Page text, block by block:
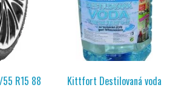
R15 88 Kittfort Destilovaná voda